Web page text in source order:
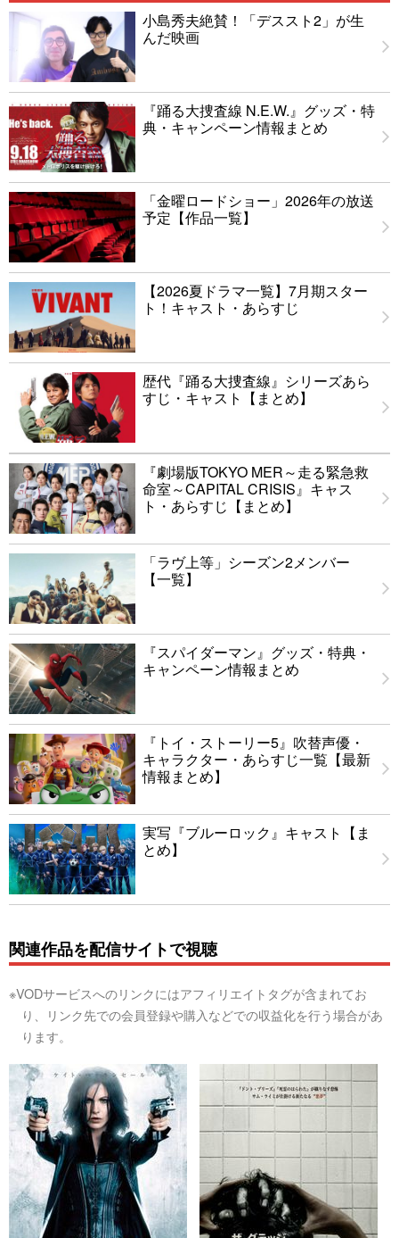
小島秀夫絶賛！「デススト2」が生
んだ映画
『踊る大捜査線 N.E.W.』グッズ・特
典・キャンペーン情報まとめ
「金曜ロードショー」2026年の放送
予定【作品一覧】
【2026夏ドラマ一覧】7月期スター
ト！キャスト・あらすじ
歴代『踊る大捜査線』シリーズあら
すじ・キャスト【まとめ】
『劇場版TOKYO MER～走る緊急救
命室～CAPITAL CRISIS』キャス
ト・あらすじ【まとめ】
「ラヴ上等」シーズン2メンバー
【一覧】
『スパイダーマン』グッズ・特典・
キャンペーン情報まとめ
『トイ・ストーリー5』吹替声優・
キャラクター・あらすじ一覧【最新
情報まとめ】
実写『ブルーロック』キャスト【ま
とめ】
関連作品を配信サイトで視聴
※VODサービスへのリンクにはアフィリエイトタグが含まれてお
り、リンク先での会員登録や購入などでの収益化を行う場合があ
ります。